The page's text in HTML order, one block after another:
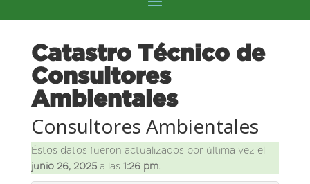
Catastro Técnico de
Consultores
Ambientales
Consultores Ambientales
Éstos datos fueron actualizados por última vez el
junio 26, 2025a las 1:26 pm.